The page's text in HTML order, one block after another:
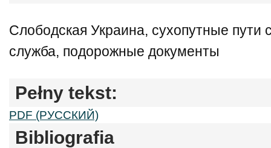
Слободская Украина, сухопутные пути
служба, подорожные документы
Pełny tekst:
PDF (РУССКИЙ)
Bibliografia